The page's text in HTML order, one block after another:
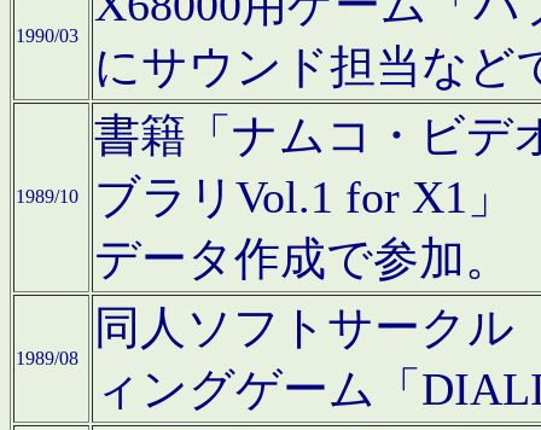
1990/03
にサウンド担当など
1989/10
書籍「ナムコ・ビデ
ブラリVol.1 for X1」
データ作成で参加。
1989/08
同人ソフトサークル
ィングゲーム「